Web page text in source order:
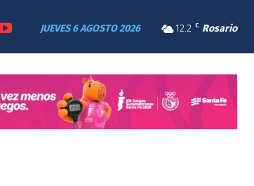
12.2 C Rosario
JUEVES 6 AGOSTO 2026